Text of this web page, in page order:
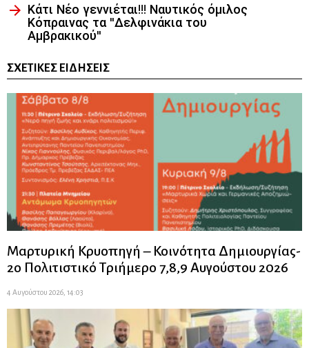
Κάτι Νέο γεννιέται!!! Ναυτικός όμιλος
Κόπραινας τα "Δελφινάκια του
Αμβρακικού"
ΣΧΕΤΙΚΈΣ ΕΙΔΉΣΕΙΣ
Μαρτυρική Κρυοπηγή – Κοινότητα Δημιουργίας-
2ο Πολιτιστικό Τριήμερο 7,8,9 Αυγούστου 2026
4 Αυγούστου 2026, 14:03